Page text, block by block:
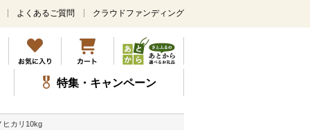
メ
ン
コ
ン
テ
ツ
よくあるご質問 クラウドファンディング
特集・キャンペーン
カリ10kg